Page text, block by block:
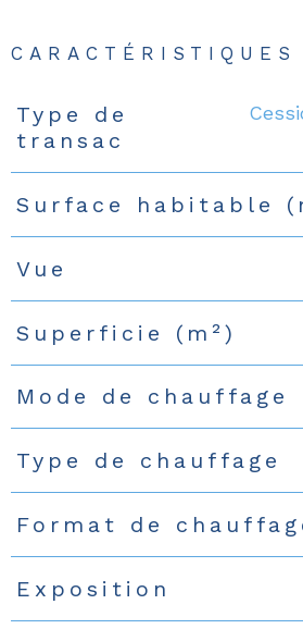
Caractéristiques Valeurs
Type de
transac
Surface habitable
Vue
Superficie (m²)
Mode de chauffage
Type de chauffage
Format de
Exposition